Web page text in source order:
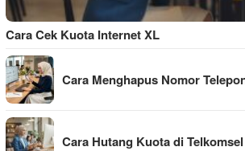
Cara Cek Kuota Internet XL
Cara Menghapus Nomor
Cara Hutang Kuota di Telkomsel